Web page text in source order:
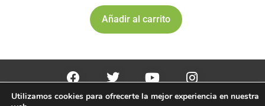
Añadir al carrito
PharmaZone © 2022 | |Politica envio y devoluciones.
Utilizamos cookies para ofrecerte la mejor experiencia en nuestra